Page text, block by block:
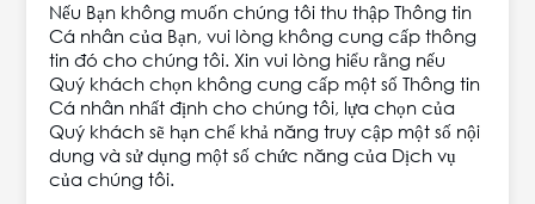
Nếu Bạn không muốn chúng tôi thu thập Thông tin
Cá nhân của Bạn, vui lòng không cung cấp thông
tin đó cho chúng tôi. Xin vui lòng hiểu rằng nếu
Quý khách chọn không cung cấp một số Thông tin
Cá nhân nhất định cho chúng tôi, lựa chọn của
Quý khách sẽ hạn chế khả năng truy cập một số nội
dung và sử dụng một số chức năng của Dịch vụ
của chúng tôi.